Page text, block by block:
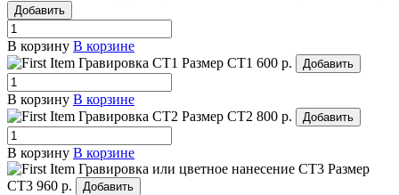
Добавить
В корзину В корзине
Гравировка СТ1 Размер СТ1 600 р. Добавить
В корзину В корзине
Гравировка СТ2 Размер СТ2 800 р. Добавить
В корзину В корзине
Гравировка или цветное нанесение СТ3 Размер
СТ3 960 р. Добавить